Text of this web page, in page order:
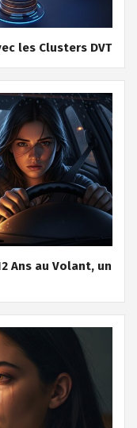
les Clusters DVT
Ans au Volant, un